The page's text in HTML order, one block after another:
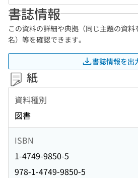
書誌情報
この資料の詳細や典拠（同じ主題の資
名）等を確認できます。
書誌情報を出
紙
資料種別
図書
ISBN
1-4749-9850-5
978-1-4749-9850-5